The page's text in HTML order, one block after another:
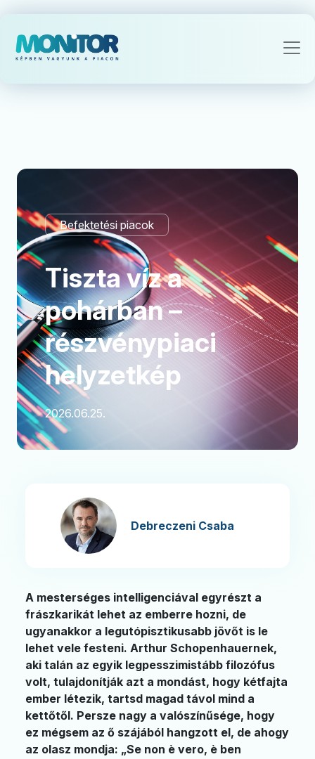
Befektetési piacok
Tiszta víz a
pohárban –
részvénypiaci
helyzetkép
2026.06.25.
Debreczeni Csaba
A mesterséges intelligenciával egyrészt a
frászkarikát lehet az emberre hozni, de
ugyanakkor a legutópisztikusabb jövőt is le
lehet vele festeni. Arthur Schopenhauernek,
aki talán az egyik legpesszimistább filozófus
volt, tulajdonítják azt a mondást, hogy kétfajta
ember létezik, tartsd magad távol mind a
kettőtől. Persze nagy a valószínűsége, hogy
ez mégsem az ő szájából hangzott el, de ahogy
az olasz mondja: „Se non è vero, è ben